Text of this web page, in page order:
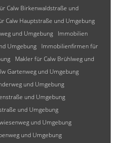
Calw Birkenwaldstraße und
Calw Hauptstraße und Umgebung
und Umgebung
Immobilien
Umgebung
Immobilienfirmen für
Makler für Calw Brühlweg und
Gartenweg und Umgebung
und Umgebung
und Umgebung
und Umgebung
und Umgebung
und Umgebung